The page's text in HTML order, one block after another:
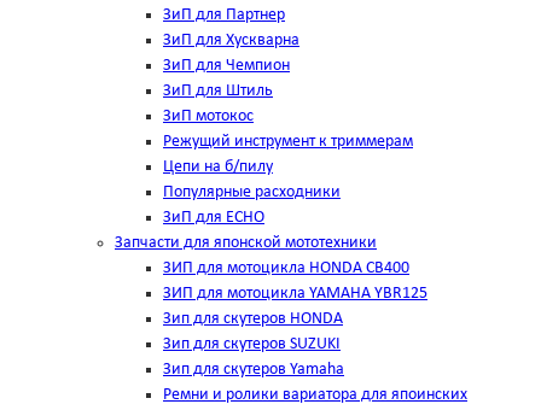
ЗиП для Партнер
ЗиП для Хускварна
ЗиП для Чемпион
ЗиП для Штиль
ЗиП мотокос
Режущий инструмент к триммерам
Цепи на б/пилу
Популярные расходники
ЗиП для ЕСНО
Запчасти для японской мототехники
ЗИП для мотоцикла HONDA CB400
ЗИП для мотоцикла YAMAHA YBR125
Зип для скутеров HONDA
Зип для скутеров SUZUKI
Зип для скутеров Yamaha
Ремни и ролики вариатора для япоинских